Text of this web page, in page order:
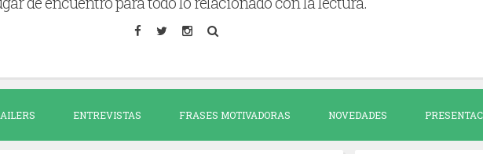
ENTREVISTAS FRASES MOTIVADORAS NOVEDADES